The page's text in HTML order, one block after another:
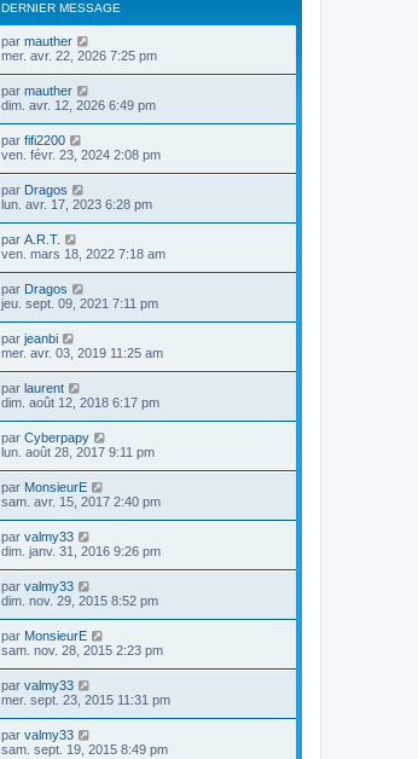
DERNIER MESSAGE
par mauther
mer. avr. 22, 2026 7:25 pm
par mauther
dim. avr. 12, 2026 6:49 pm
par fifi2200
ven. févr. 23, 2024 2:08 pm
par Dragos
lun. avr. 17, 2023 6:28 pm
par A.R.T.
ven. mars 18, 2022 7:18 am
par Dragos
jeu. sept. 09, 2021 7:11 pm
par jeanbi
mer. avr. 03, 2019 11:25 am
par laurent
dim. août 12, 2018 6:17 pm
par Cyberpapy
lun. août 28, 2017 9:11 pm
par MonsieurE
sam. avr. 15, 2017 2:40 pm
par valmy33
dim. janv. 31, 2016 9:26 pm
par valmy33
dim. nov. 29, 2015 8:52 pm
par MonsieurE
sam. nov. 28, 2015 2:23 pm
par valmy33
mer. sept. 23, 2015 11:31 pm
par valmy33
sam. sept. 19, 2015 8:49 pm